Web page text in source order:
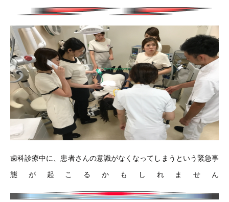
歯科診療中に、患者さんの意識がなくなってしまうという緊急事
態が起こるかもしれません